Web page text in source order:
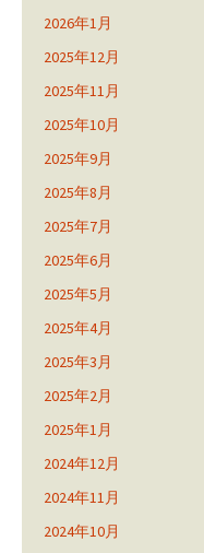
2026年1月
2025年12月
2025年11月
2025年10月
2025年9月
2025年8月
2025年7月
2025年6月
2025年5月
2025年4月
2025年3月
2025年2月
2025年1月
2024年12月
2024年11月
2024年10月